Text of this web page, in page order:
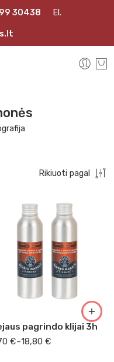
30438 El.
Rikiuoti pagal
pagrindo klijai 3h
€–18,80 €
125ml
250ml